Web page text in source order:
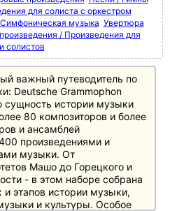
для солиста с оркестром
Симфоническая музыка Увертюра
/ Произведения для
солистов
важный путеводитель по
Deutsche Grammophon
сущность истории музыки
80 композиторов и более
и ансамблей
произведениями и
музыки. От
Машо до Горецкого и
- в этом наборе собрана
этапов истории музыки,
и культуры. Особое